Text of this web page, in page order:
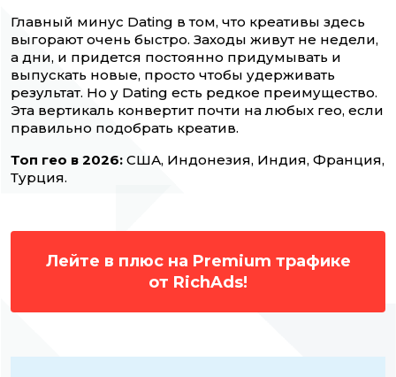
Главный минус Dating в том, что креативы здесь
выгорают очень быстро. Заходы живут не недели,
а дни, и придется постоянно придумывать и
выпускать новые, просто чтобы удерживать
результат. Но у Dating есть редкое преимущество.
Эта вертикаль конвертит почти на любых гео, если
правильно подобрать креатив.
Топ гео в 2026: США, Индонезия, Индия, Франция,
Турция.
Лейте в плюс на Premium трафике
от RichAds!